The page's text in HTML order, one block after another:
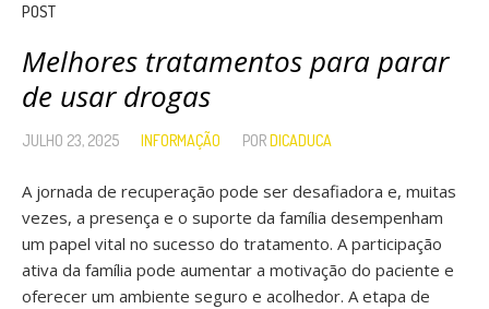
POST
Melhores tratamentos para parar
de usar drogas
JULHO 23, 2025 INFORMAÇÃO PORDICADUCA
A jornada de recuperação pode ser desafiadora e, muitas
vezes, a presença e o suporte da família desempenham
um papel vital no sucesso do tratamento. A participação
ativa da família pode aumentar a motivação do paciente e
oferecer um ambiente seguro e acolhedor. A etapa de